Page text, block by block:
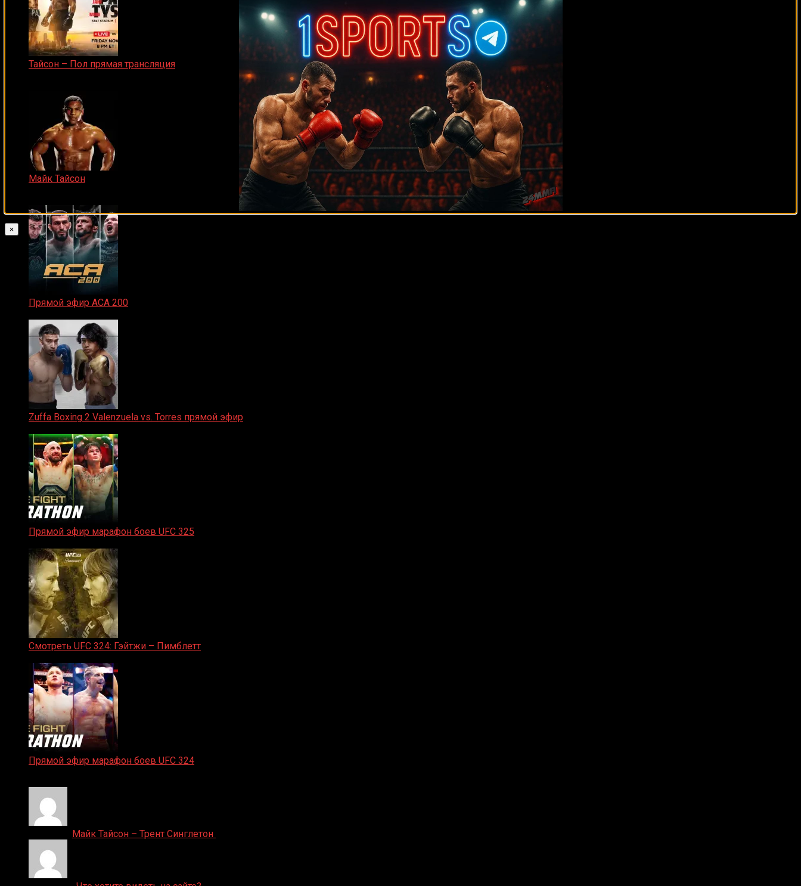
Тайсон – Пол прямая трансляция
Майк Тайсон
Прямой эфир ACA 200
Zuffa Boxing 2 Valenzuela vs. Torres прямой эфир
Прямой эфир марафон боев UFC 325
Смотреть UFC 324: Гэйтжи – Пимблетт
Прямой эфир марафон боев UFC 324
Майк Тайсон – Трент Синглетон
×